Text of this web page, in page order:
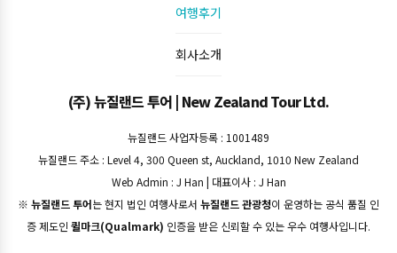
여행후기
회사소개
(주) 뉴질랜드 투어 | New Zealand Tour Ltd.
뉴질랜드 사업자등록 : 1001489
뉴질랜드 주소 : Level 4, 300 Queen st, Auckland, 1010 New Zealand
Web Admin : J Han | 대표이사 : J Han
※ 뉴질랜드 투어는 현지 법인 여행사로서 뉴질랜드 관광청이 운영하는 공식 품질 인
증 제도인 퀼마크(Qualmark) 인증을 받은 신뢰할 수 있는 우수 여행사입니다.